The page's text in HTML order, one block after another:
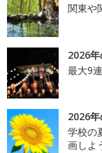
関東や
2026
最大9
2026
学校の
画しよ